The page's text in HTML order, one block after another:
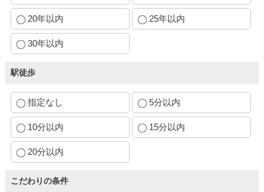
20年以内 25年以内
30年以内
駅徒歩
指定なし 5分以内
10分以内 15分以内
20分以内
こだわりの条件